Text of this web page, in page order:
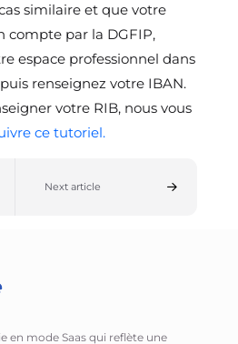
similaire et que votre
compte par la DGFIP,
espace professionnel dans
puis renseignez votre IBAN.
votre RIB, nous vous
ce tutoriel.
Next article
en mode Saas qui reflète une